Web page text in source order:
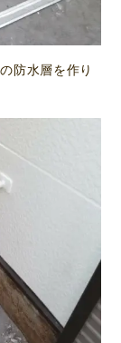
防水層を作り